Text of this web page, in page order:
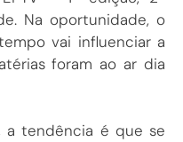
Na oportunidade, o
vai influenciar a
foram ao ar dia
a tendência é que se